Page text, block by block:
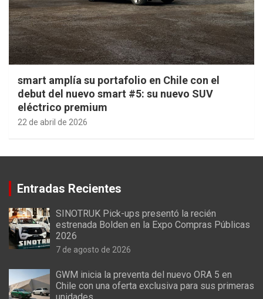
smart amplía su portafolio en Chile con el
debut del nuevo smart #5: su nuevo SUV
eléctrico premium
22 de abril de 2026
Entradas Recientes
SINOTRUK Pick-ups presentó la recién
estrenada Bolden en la Expo Compras Públicas
2026
7 de agosto de 2026
GWM inicia la preventa del nuevo ORA 5 en
Chile con una oferta exclusiva para sus primeras